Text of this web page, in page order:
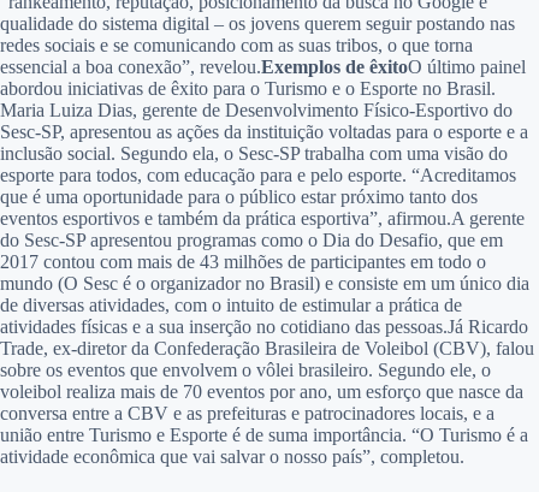
qualidade do sistema digital – os jovens querem seguir postando nas
redes sociais e se comunicando com as suas tribos, o que torna
essencial a boa conexão”, revelou.Exemplos de êxitoO último painel
abordou iniciativas de êxito para o Turismo e o Esporte no Brasil.
Maria Luiza Dias, gerente de Desenvolvimento Físico-Esportivo do
Sesc-SP, apresentou as ações da instituição voltadas para o esporte e a
inclusão social. Segundo ela, o Sesc-SP trabalha com uma visão do
esporte para todos, com educação para e pelo esporte. “Acreditamos
que é uma oportunidade para o público estar próximo tanto dos
eventos esportivos e também da prática esportiva”, afirmou.A gerente
do Sesc-SP apresentou programas como o Dia do Desafio, que em
2017 contou com mais de 43 milhões de participantes em todo o
mundo (O Sesc é o organizador no Brasil) e consiste em um único dia
de diversas atividades, com o intuito de estimular a prática de
atividades físicas e a sua inserção no cotidiano das pessoas.Já Ricardo
Trade, ex-diretor da Confederação Brasileira de Voleibol (CBV), falou
sobre os eventos que envolvem o vôlei brasileiro. Segundo ele, o
voleibol realiza mais de 70 eventos por ano, um esforço que nasce da
conversa entre a CBV e as prefeituras e patrocinadores locais, e a
união entre Turismo e Esporte é de suma importância. “O Turismo é a
atividade econômica que vai salvar o nosso país”, completou.